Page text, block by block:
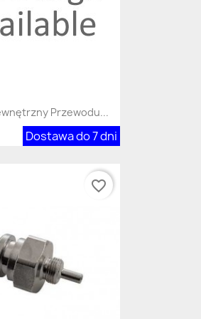
Przewodu...
Dostawa do 7 dni
favorite_border